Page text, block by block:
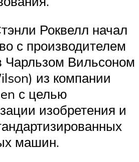
Роквелл начал
с производителем
Чарльзом Вильсоном
из компании
с целью
изобретения и
машин.